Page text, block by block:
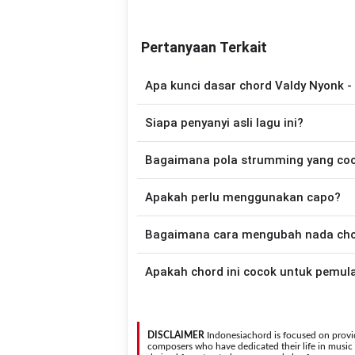
Pertanyaan Terkait
Apa kunci dasar chord Valdy Nyonk -
disederhanakan sehingga lebih mudah
memainkan lagu ini.
Siapa penyanyi asli lagu ini?
tersedia versi chord
Bagaimana pola strumming yang
Down - Down - Up - Up - Down - Up
Dirimu Yang Dulu.
Apakah perlu menggunakan capo?
nada asli penyanyi, kamu dapat
kebutuhan.
Bagaimana cara mengubah nada
nada. Seluruh chord akan berubah secara otomatis tanpa mengubah lirik sehingga kamu dapat
Apakah chord ini cocok untuk
DISCLAIMER Indonesiachord is focused on
composers who have dedicated their life in